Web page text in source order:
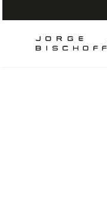
1º bolsa
scarpin